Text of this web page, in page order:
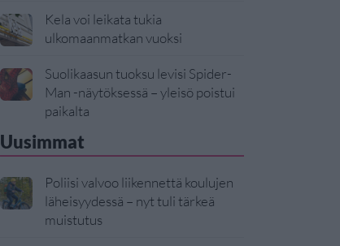
Kela voi leikata tukia
ulkomaanmatkan vuoksi
Suolikaasun tuoksu levisi Spider-
Man -näytöksessä – yleisö poistui
paikalta
Uusimmat
Poliisi valvoo liikennettä koulujen
läheisyydessä – nyt tuli tärkeä
muistutus